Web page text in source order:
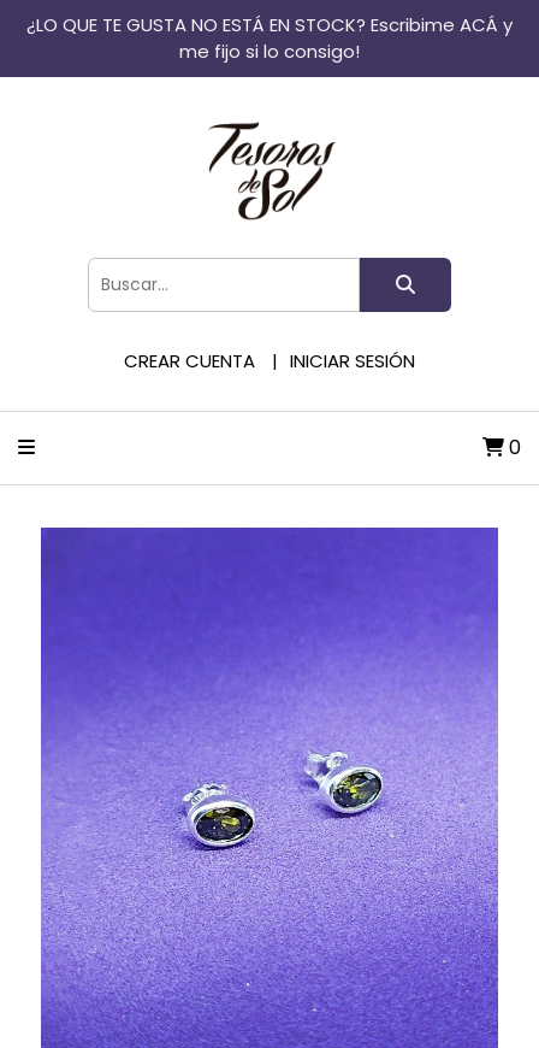
¿LO QUE TE GUSTA NO ESTÁ EN STOCK? Escribime ACÁ y
me fijo si lo consigo!
CREAR CUENTA INICIAR SESIÓN
0